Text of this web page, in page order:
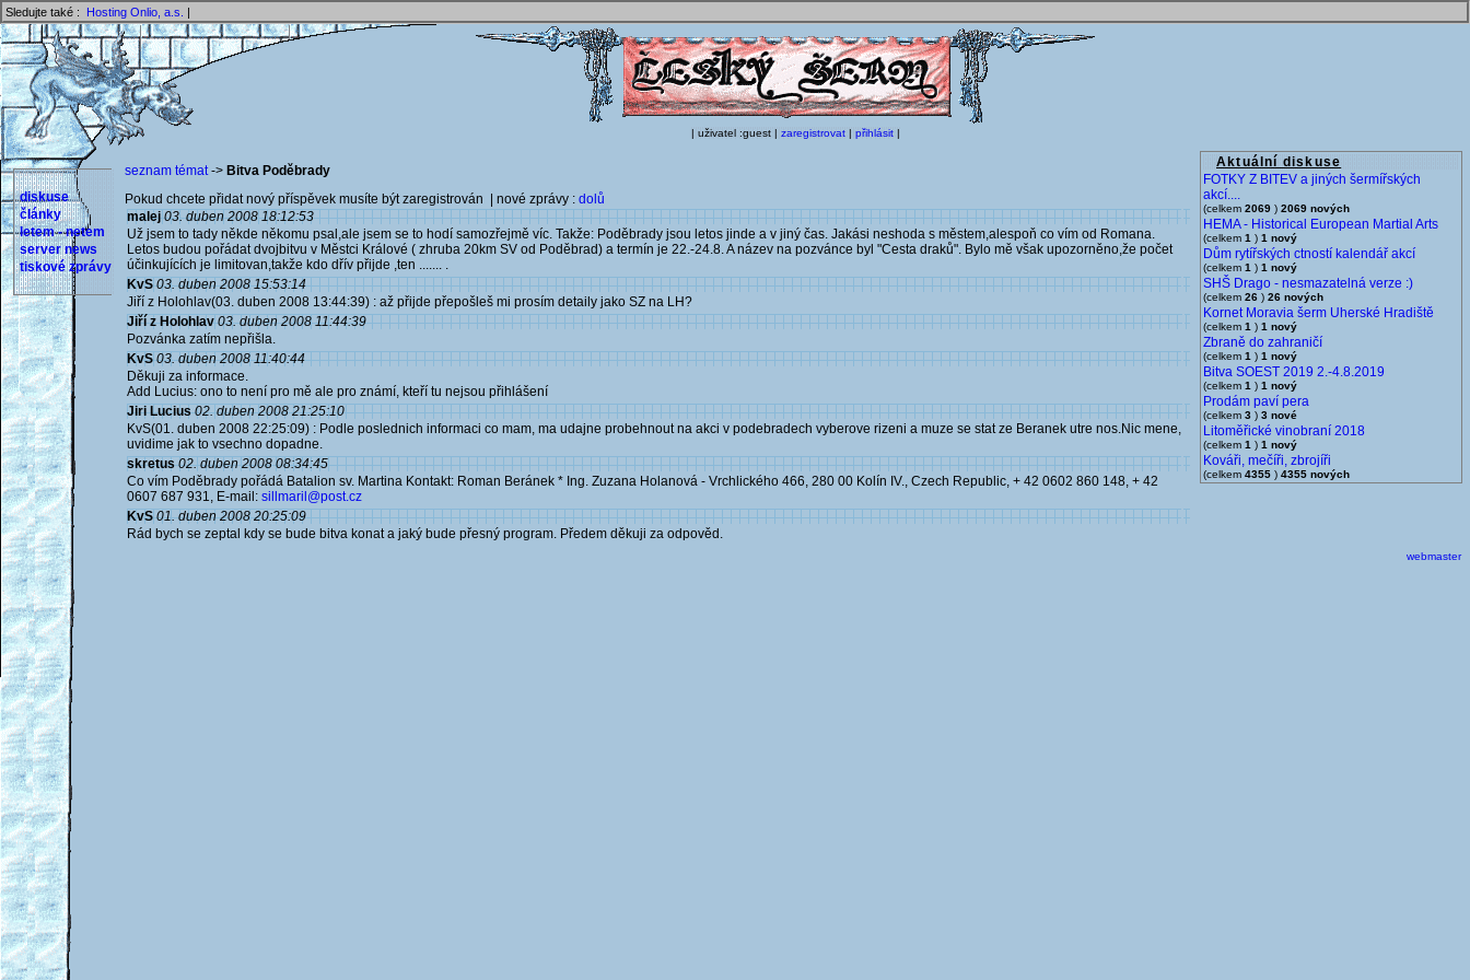
Sledujte také : Hosting Onlio, a.s. |
| uživatel :guest | zaregistrovat | přihlásit |
Aktuální diskuse
FOTKY Z BITEV a jiných šermířských
akcí....
(celkem 2069 ) 2069 nových
HEMA - Historical European Martial Arts
(celkem 1 ) 1 nový
Dům rytířských ctností kalendář akcí
(celkem 1 ) 1 nový
SHŠ Drago - nesmazatelná verze :)
(celkem 26 ) 26 nových
Kornet Moravia šerm Uherské Hradiště
(celkem 1 ) 1 nový
Zbraně do zahraničí
(celkem 1 ) 1 nový
Bitva SOEST 2019 2.-4.8.2019
(celkem 1 ) 1 nový
Prodám paví pera
(celkem 3 ) 3 nové
Litoměřické vinobraní 2018
(celkem 1 ) 1 nový
Kováři, mečíři, zbrojíři
(celkem 4355 ) 4355 nových
diskuse
články
letem - netem
server news
tiskové zprávy
seznam témat-> Bitva Poděbrady
Pokud chcete přidat nový příspěvek musíte být zaregistrován | nové zprávy : dolů
malej 03. duben 2008 18:12:53
Už jsem to tady někde někomu psal,ale jsem se to hodí samozřejmě víc. Takže: Poděbrady jsou letos jinde a v jiný čas. Jakási neshoda s městem,alespoň co vím od Romana.
Letos budou pořádat dvojbitvu v Městci Králové ( zhruba 20km SV od Poděbrad) a termín je 22.-24.8. A název na pozvánce byl "Cesta draků". Bylo mě však upozorněno,že počet
účinkujících je limitovan,takže kdo dřív přijde ,ten ....... .
KvS 03. duben 2008 15:53:14
Jiří z Holohlav(03. duben 2008 13:44:39) : až přijde přepošleš mi prosím detaily jako SZ na LH?
Jiří z Holohlav 03. duben 2008 11:44:39
Pozvánka zatím nepřišla.
KvS 03. duben 2008 11:40:44
Děkuji za informace.
Add Lucius: ono to není pro mě ale pro známí, kteří tu nejsou přihlášení
Jiri Lucius 02. duben 2008 21:25:10
KvS(01. duben 2008 22:25:09) : Podle poslednich informaci co mam, ma udajne probehnout na akci v podebradech vyberove rizeni a muze se stat ze Beranek utre nos.Nic mene,
uvidime jak to vsechno dopadne.
skretus 02. duben 2008 08:34:45
Co vím Poděbrady pořádá Batalion sv. Martina Kontakt: Roman Beránek * Ing. Zuzana Holanová - Vrchlického 466, 280 00 Kolín IV., Czech Republic, + 42 0602 860 148, + 42
0607 687 931, E-mail: sillmaril@post.cz
KvS 01. duben 2008 20:25:09
Rád bych se zeptal kdy se bude bitva konat a jaký bude přesný program. Předem děkuji za odpověd.
webmaster